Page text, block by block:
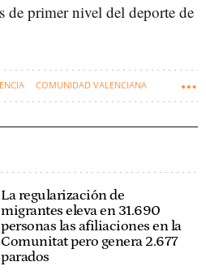
de primer nivel del deporte de
COMUNIDAD VALENCIANA
La regularización de
migrantes eleva en 31.690
personas las afiliaciones en la
Comunitat pero genera 2.677
parados